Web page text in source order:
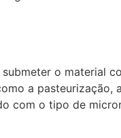
o material
a pasteurização,
com o tipo de